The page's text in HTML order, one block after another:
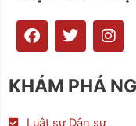
F
a
e
b
o
T
w
t
t
r
I
n
t
a
KHÁM PHÁ
Luật sư Dân sự